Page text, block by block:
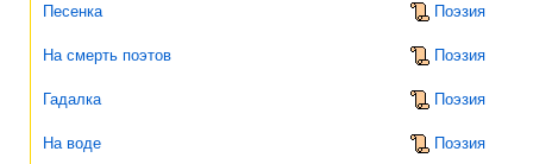
Песенка Поэзия
На смерть поэтов Поэзия
Гадалка Поэзия
На воде Поэзия